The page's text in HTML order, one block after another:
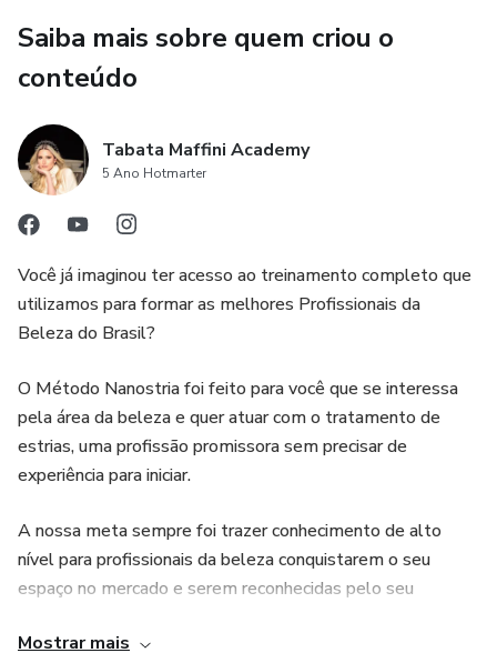
Saiba mais sobre quem criou o
conteúdo
Tabata Maffini Academy
5 Ano Hotmarter
Você já imaginou ter acesso ao treinamento completo que
utilizamos para formar as melhores Profissionais da
Beleza do Brasil?
O Método Nanostria foi feito para você que se interessa
pela área da beleza e quer atuar com o tratamento de
estrias, uma profissão promissora sem precisar de
experiência para iniciar.
A nossa meta sempre foi trazer conhecimento de alto
nível para profissionais da beleza conquistarem o seu
espaço no mercado e serem reconhecidas pelo seu
Mostrar mais